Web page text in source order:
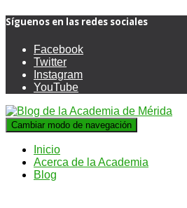
Síguenos en las redes sociales
Facebook
Twitter
Instagram
YouTube
Cambiar modo de navegación
Inicio
Acerca de la Academia
Blog